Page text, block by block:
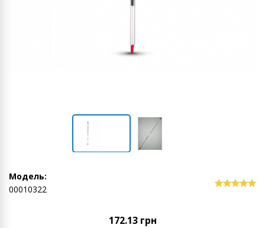
Модель:
00010322
172.13 грн